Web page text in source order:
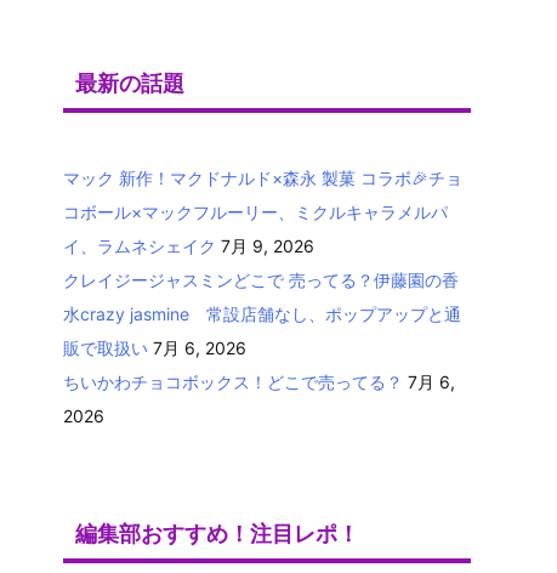
最新の話題
マック 新作！マクドナルド×森永 製菓 コラボ🎉チョ
コボール×マックフルーリー、ミクルキャラメルパ
イ、ラムネシェイク 7月 9, 2026
クレイジージャスミンどこで 売ってる？伊藤園の香
水crazy jasmine 常設店舗なし、ポップアップと通
販で取扱い 7月 6, 2026
ちいかわチョコボックス！どこで売ってる？ 7月 6,
2026
編集部おすすめ！注目レポ！